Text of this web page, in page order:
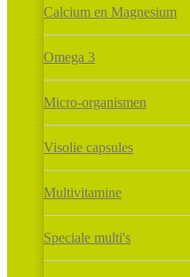
Calcium en Magnesium
Omega 3
Micro-organismen
Visolie capsules
Multivitamine
Speciale multi's